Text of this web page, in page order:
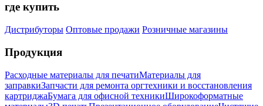
где купить
Дистрибуторы Оптовые продажи Розничные магазины
Продукция
Расходные материалы для печатиМатериалы для
заправкиЗапчасти для ремонта оргтехники и восстановления
картриджаБумага для офисной техникиШирокоформатные